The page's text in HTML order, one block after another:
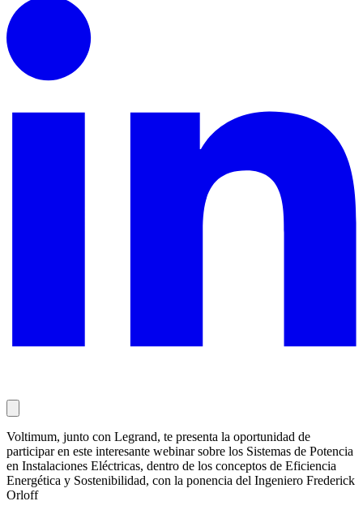
Voltimum, junto con Legrand, te presenta la oportunidad de
participar en este interesante webinar sobre los Sistemas de Potencia
en Instalaciones Eléctricas, dentro de los conceptos de Eficiencia
Energética y Sostenibilidad, con la ponencia del Ingeniero Frederick
Orloff